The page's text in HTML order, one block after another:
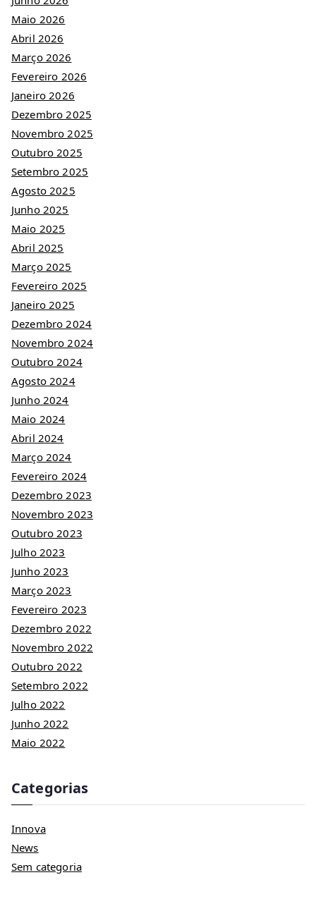
Maio 2026
Abril 2026
Março 2026
Fevereiro 2026
Janeiro 2026
Dezembro 2025
Novembro 2025
Outubro 2025
Setembro 2025
Agosto 2025
Junho 2025
Maio 2025
Abril 2025
Março 2025
Fevereiro 2025
Janeiro 2025
Dezembro 2024
Novembro 2024
Outubro 2024
Agosto 2024
Junho 2024
Maio 2024
Abril 2024
Março 2024
Fevereiro 2024
Dezembro 2023
Novembro 2023
Outubro 2023
Julho 2023
Junho 2023
Março 2023
Fevereiro 2023
Dezembro 2022
Novembro 2022
Outubro 2022
Setembro 2022
Julho 2022
Junho 2022
Maio 2022
Categorias
Innova
News
Sem categoria